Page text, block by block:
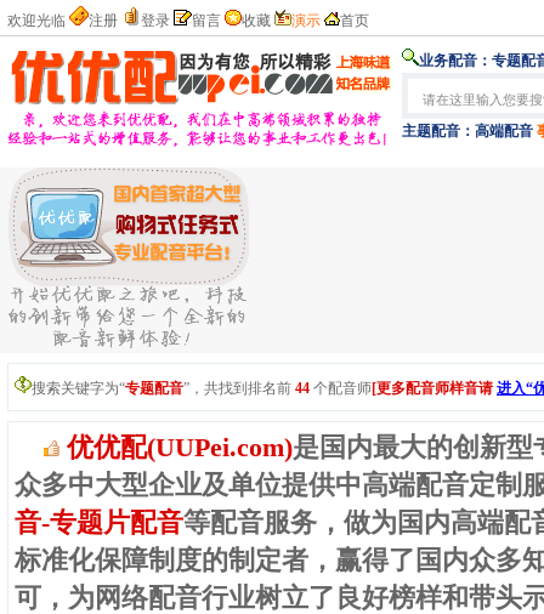
欢迎光临 注册 登录 留言 收藏 演示 首页
业务配音： 专题配
主题配音： 高端配音
搜索关键字为“专题配音”，共找到排名前 44 个配音师[更多配音师样音请 进入“
优优配(UUPei.com)是国内最大的创新
众多中大型企业及单位提供中高端配音定制
音-专题片配音等配音服务，做为国内高端
标准化保障制度的制定者，赢得了国内众多
可，为网络配音行业树立了良好榜样和带头